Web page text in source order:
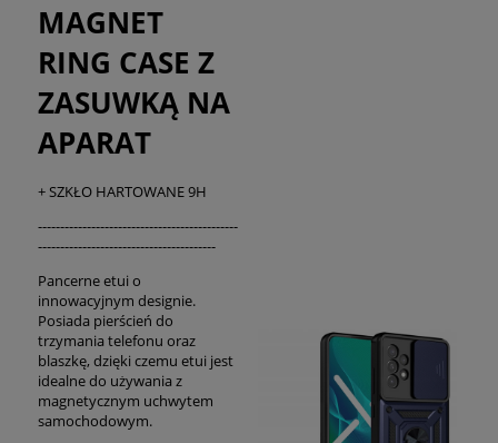
MAGNET
RING CASE Z
ZASUWKĄ NA
APARAT
+ SZKŁO HARTOWANE 9H
---------------------------------------------
----------------------------------------
Pancerne etui o
innowacyjnym designie.
Posiada pierścień do
trzymania telefonu oraz
blaszkę, dzięki czemu etui jest
idealne do używania z
magnetycznym uchwytem
samochodowym.